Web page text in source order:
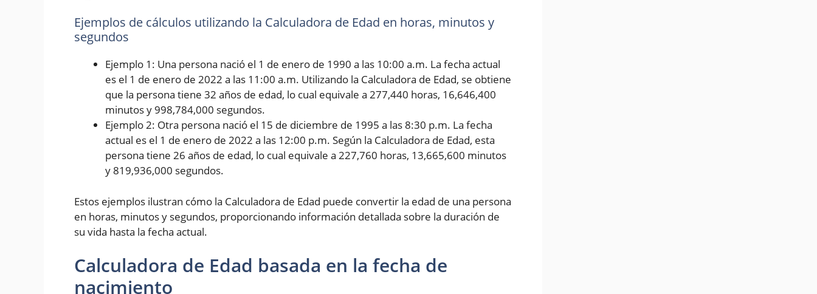
Ejemplos de cálculos utilizando la Calculadora de Edad en horas, minutos y
segundos
Ejemplo 1: Una persona nació el 1 de enero de 1990 a las 10:00 a.m. La fecha actual
es el 1 de enero de 2022 a las 11:00 a.m. Utilizando la Calculadora de Edad, se obtiene
que la persona tiene 32 años de edad, lo cual equivale a 277,440 horas, 16,646,400
minutos y 998,784,000 segundos.
Ejemplo 2: Otra persona nació el 15 de diciembre de 1995 a las 8:30 p.m. La fecha
actual es el 1 de enero de 2022 a las 12:00 p.m. Según la Calculadora de Edad, esta
persona tiene 26 años de edad, lo cual equivale a 227,760 horas, 13,665,600 minutos
y 819,936,000 segundos.
Estos ejemplos ilustran cómo la Calculadora de Edad puede convertir la edad de una persona
en horas, minutos y segundos, proporcionando información detallada sobre la duración de
su vida hasta la fecha actual.
Calculadora de Edad basada en la fecha de
nacimiento